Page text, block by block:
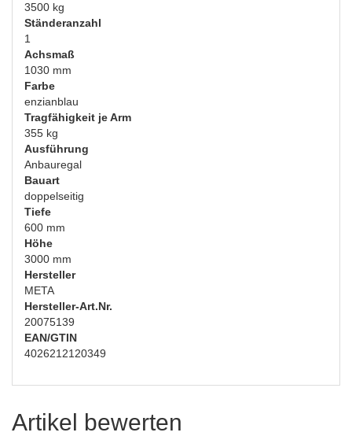
3500 kg
Ständeranzahl
1
Achsmaß
1030 mm
Farbe
enzianblau
Tragfähigkeit je Arm
355 kg
Ausführung
Anbauregal
Bauart
doppelseitig
Tiefe
600 mm
Höhe
3000 mm
Hersteller
META
Hersteller-Art.Nr.
20075139
EAN/GTIN
4026212120349
Artikel bewerten